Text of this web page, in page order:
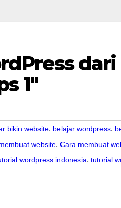
1″
bikin website, belajar wordpress,
website, Cara membuat
wordpress indonesia, tutorial